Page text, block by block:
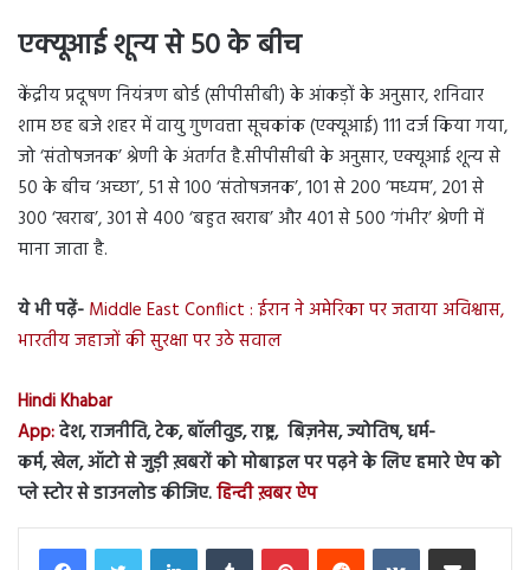
एक्यूआई शून्य से 50 के बीच
केंद्रीय प्रदूषण नियंत्रण बोर्ड (सीपीसीबी) के आंकड़ों के अनुसार, शनिवार
शाम छह बजे शहर में वायु गुणवत्ता सूचकांक (एक्यूआई) 111 दर्ज किया गया,
जो ‘संतोषजनक’ श्रेणी के अंतर्गत है.सीपीसीबी के अनुसार, एक्यूआई शून्य से
50 के बीच ‘अच्छा’, 51 से 100 ‘संतोषजनक’, 101 से 200 ‘मध्यम’, 201 से
300 ‘खराब’, 301 से 400 ‘बहुत खराब’ और 401 से 500 ‘गंभीर’ श्रेणी में
माना जाता है.
ये भी पढ़ें- Middle East Conflict : ईरान ने अमेरिका पर जताया अविश्वास,
भारतीय जहाजों की सुरक्षा पर उठे सवाल
Hindi Khabar
App:देश, राजनीति, टेक, बॉलीवुड, राष्ट्र, बिज़नेस, ज्योतिष, धर्म-
कर्म, खेल, ऑटो से जुड़ी ख़बरों को मोबाइल पर पढ़ने के लिए हमारे ऐप को
प्ले स्टोर से डाउनलोड कीजिए.हिन्दी ख़बर ऐप
LinkedInTumblr PinterestReddit VKontakteShare via Email